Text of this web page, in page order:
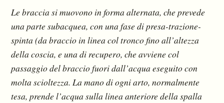
Le braccia si muovono in forma alternata, che prevede
una parte subacquea, con una fase di presa-trazione-
spinta (da braccio in linea col tronco fino all’altezza
della coscia, e una di recupero, che avviene col
passaggio del braccio fuori dall’acqua eseguito con
molta scioltezza. La mano di ogni arto, normalmente
tesa, prende l’acqua sulla linea anteriore della spalla